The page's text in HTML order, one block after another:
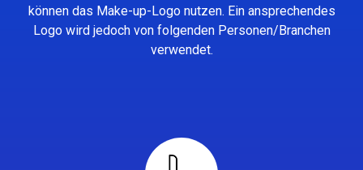
können das Make-up-Logo nutzen. Ein ansprechendes
Logo wird jedoch von folgenden Personen/Branchen
verwendet.